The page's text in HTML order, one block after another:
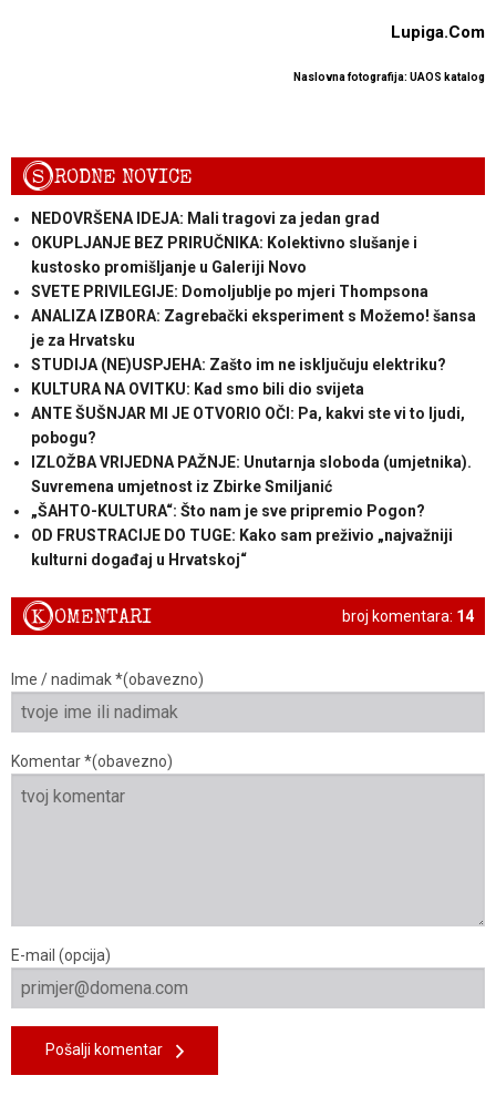
Lupiga.Com
Naslovna fotografija: UAOS katalog
SRODNE NOVICE
NEDOVRŠENA IDEJA: Mali tragovi za jedan grad
OKUPLJANJE BEZ PRIRUČNIKA: Kolektivno slušanje i
kustosko promišljanje u Galeriji Novo
SVETE PRIVILEGIJE: Domoljublje po mjeri Thompsona
ANALIZA IZBORA: Zagrebački eksperiment s Možemo! šansa
je za Hrvatsku
STUDIJA (NE)USPJEHA: Zašto im ne isključuju elektriku?
KULTURA NA OVITKU: Kad smo bili dio svijeta
ANTE ŠUŠNJAR MI JE OTVORIO OČI: Pa, kakvi ste vi to ljudi,
pobogu?
IZLOŽBA VRIJEDNA PAŽNJE: Unutarnja sloboda (umjetnika).
Suvremena umjetnost iz Zbirke Smiljanić
„ŠAHTO-KULTURA“: Što nam je sve pripremio Pogon?
OD FRUSTRACIJE DO TUGE: Kako sam preživio „najvažniji
kulturni događaj u Hrvatskoj“
broj komentara: 14
KOMENTARI
Ime / nadimak *(obavezno)
Komentar *(obavezno)
E-mail (opcija)
Pošalji komentar